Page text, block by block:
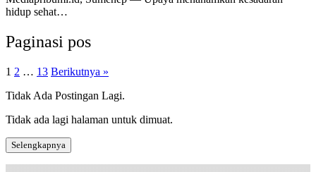
hidup sehat…
Paginasi pos
1 2 … 13 Berikutnya »
Tidak Ada Postingan Lagi.
Tidak ada lagi halaman untuk dimuat.
Selengkapnya